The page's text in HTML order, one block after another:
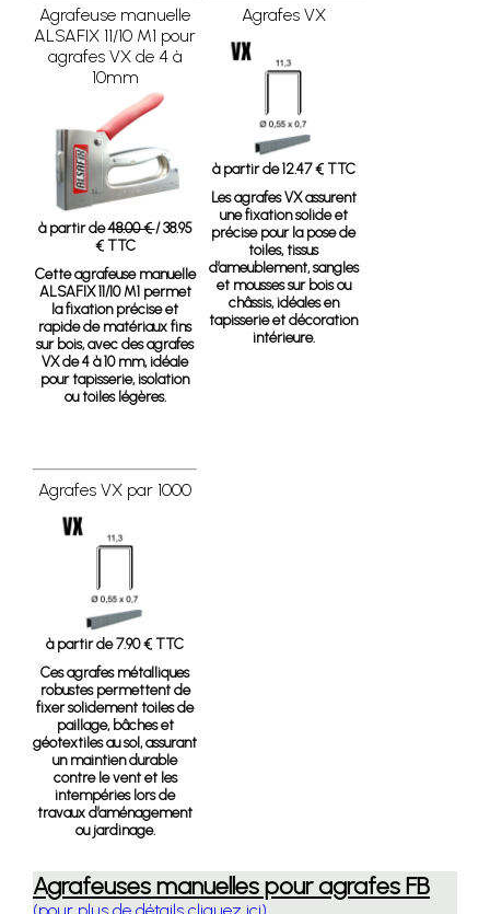
Agrafeuse manuelle
ALSAFIX 11/10 M1 pour
agrafes VX de 4 à
10mm
à partir de48.00 €/ 38.95
€ TTC
Cette agrafeuse manuelle
ALSAFIX 11/10 M1 permet
la fixation précise et
rapide de matériaux fins
sur bois, avec des agrafes
VX de 4 à 10 mm, idéale
pour tapisserie, isolation
ou toiles légères.
Agrafes VX
à partir de 12.47 € TTC
Les agrafes VX assurent
une fixation solide et
précise pour la pose de
toiles, tissus
d’ameublement, sangles
et mousses sur bois ou
châssis, idéales en
tapisserie et décoration
intérieure.
Agrafes VX par 1000
à partir de 7.90 € TTC
Ces agrafes métalliques
robustes permettent de
fixer solidement toiles de
paillage, bâches et
géotextiles au sol, assurant
un maintien durable
contre le vent et les
intempéries lors de
travaux d’aménagement
ou jardinage.
Agrafeuses manuelles pour agrafes FB